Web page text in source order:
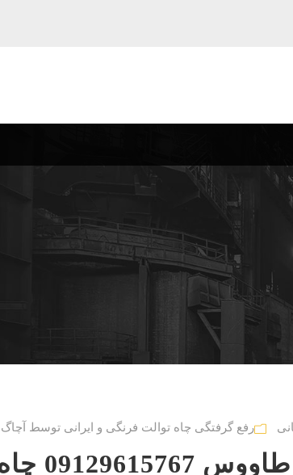
رفع گرفتگی چاه توالت فرنگی و ایرانی توسط آچاگ
لوله بازکنی تخت طاووس